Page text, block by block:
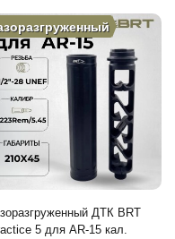
ДТК BRT
5 для AR-15 кал.